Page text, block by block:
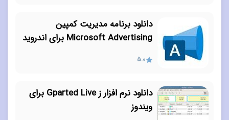
دانلود برنامه مدیریت کمپین
Microsoft Advertising برای اندروید
5.0
دانلود نرم افزار ز Gparted Live برای
ویندوز